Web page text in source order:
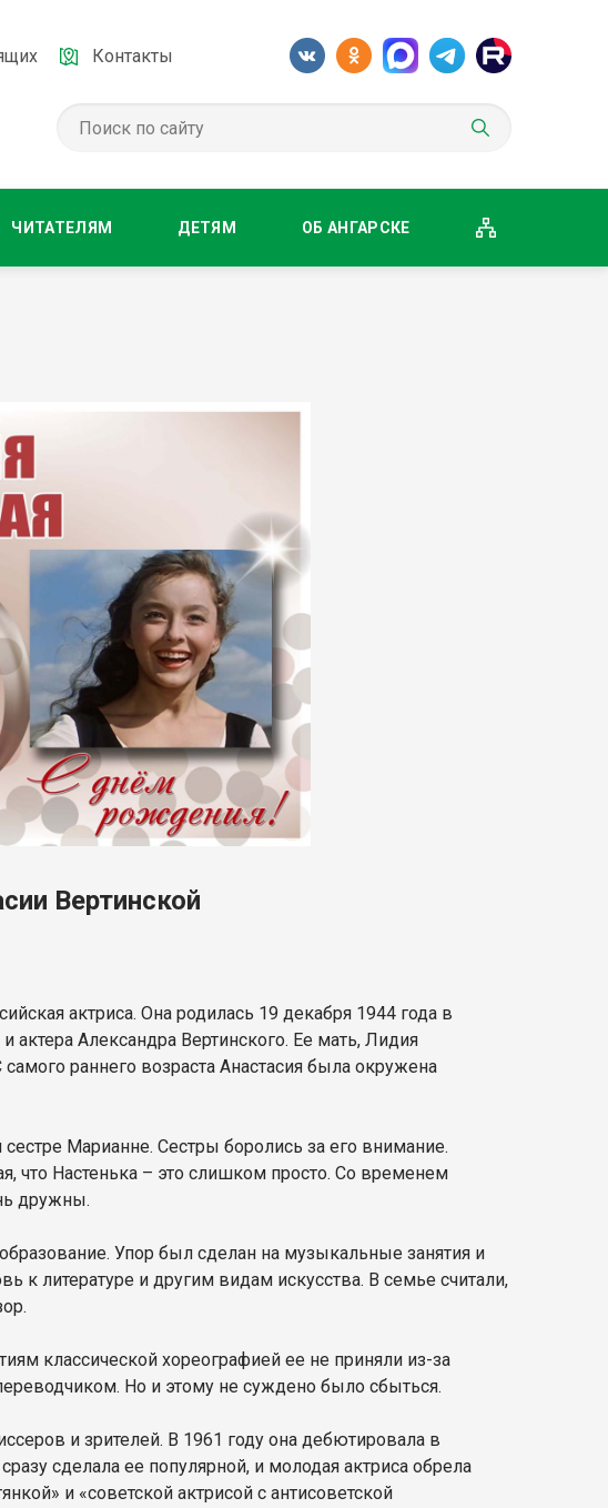
Контакты
ЧИТАТЕЛЯМ ДЕТЯМ ОБ АНГАРСКЕ
Вертинской
актриса. Она родилась 19 декабря 1944 года в
Александра Вертинского. Ее мать, Лидия
раннего возраста Анастасия была окружена
Марианне. Сестры боролись за его внимание.
что Настенька – это слишком просто. Со временем
дружны.
Упор был сделан на музыкальные занятия и
к литературе и другим видам искусства. В семье считали,
классической хореографией ее не приняли из-за
Но и этому не суждено было сбыться.
и зрителей. В 1961 году она дебютировала в
сделала ее популярной, и молодая актриса обрела
и «советской актрисой с антисоветской